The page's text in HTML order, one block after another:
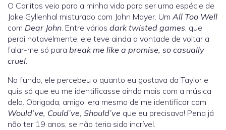
O Carlitos veio para a minha vida para ser uma espécie de
Jake Gyllenhal misturado com John Mayer. Um All Too Well
com Dear John. Entre vários dark twisted games, que
perdi notavelmente, ele teve ainda a vontade de voltar a
falar-me só para break me like a promise, so casually
cruel.
No fundo, ele percebeu o quanto eu gostava da Taylor e
quis só que eu me identificasse ainda mais com a música
dela. Obrigada, amigo, era mesmo de me identificar com
Would’ve, Could’ve, Should’ve que eu precisava! Pena já
não ter 19 anos, se não teria sido incrível.